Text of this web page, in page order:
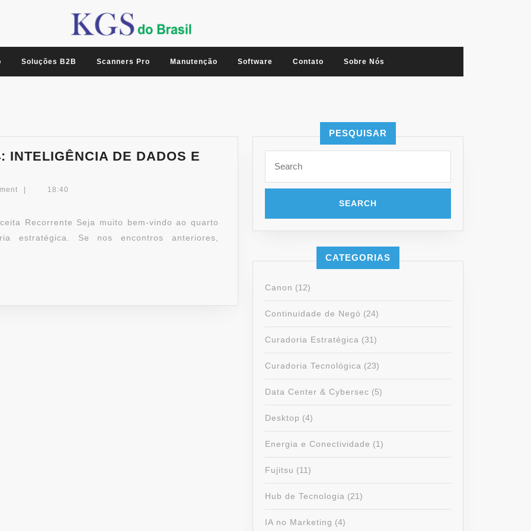
Soluções B2B Scanners Pro Manutenção Software Contato Sobre Nós
INTELIGÊNCIA DE DADOS E
18:40
Recorrente Seja muito bem-vindo ao quarto
estratégica. Se nos encontros anteriores,
PESQUISAR
for:
CATEGORIAS
Canon (12)
Continuidade de Negó (24)
Curadoria Estratégica (31)
Curadoria Tecnológica (23)
Data Center & Cybersec (5)
Desktop (4)
Energia e Conectividade (1)
Fujitsu (11)
Hub de Tecnologia (21)
IA no Marketing (4)